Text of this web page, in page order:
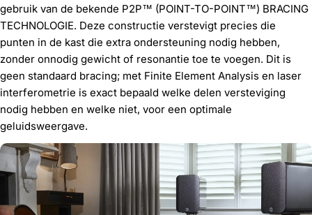
gebruik van de bekende P2P™ (POINT-TO-POINT™) BRACING
TECHNOLOGIE. Deze constructie verstevigt precies die
punten in de kast die extra ondersteuning nodig hebben,
zonder onnodig gewicht of resonantie toe te voegen. Dit is
geen standaard bracing; met Finite Element Analysis en laser
interferometrie is exact bepaald welke delen versteviging
nodig hebben en welke niet, voor een optimale
geluidsweergave.